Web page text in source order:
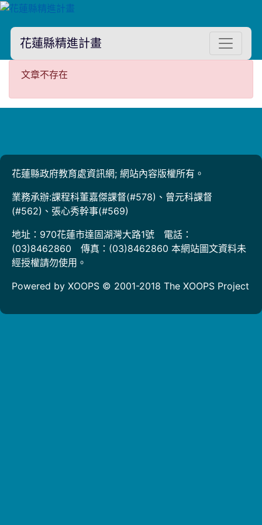
花蓮縣精進計畫
文章不存在
文章不存在
花蓮縣政府教育處資訊網; 網站內容版權所有。
業務承辦:課程科董嘉傑課督(#578)、曾元科課督
(#562)、張心秀幹事(#569)
地址：970花蓮市達固湖灣大路1號 電話：
(03)8462860 傳真：(03)8462860 本網站圖文資料未
經授權請勿使用。
Powered by XOOPS © 2001-2018 The XOOPS Project